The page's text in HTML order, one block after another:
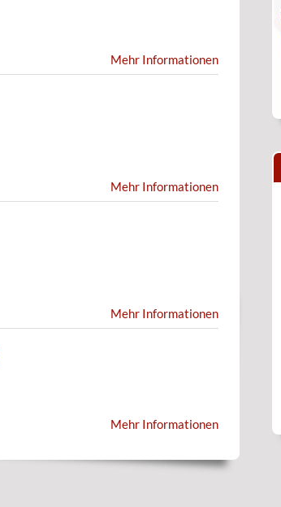
Mehr Informationen
Mehr Informationen
Mehr Informationen
Mehr Informationen